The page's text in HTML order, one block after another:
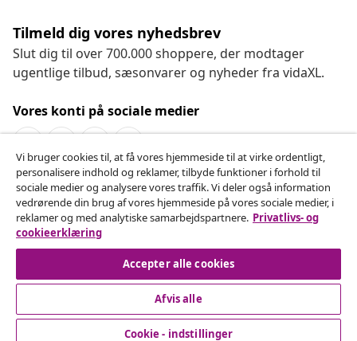
Tilmeld dig vores nyhedsbrev
Slut dig til over 700.000 shoppere, der modtager
ugentlige tilbud, sæsonvarer og nyheder fra vidaXL.
Vores konti på sociale medier
Fortryd køb
Indsend en anmodning om at fortryde din ordre.
Fortryd køb
Kundeservice
Vi bruger cookies til, at få vores hjemmeside til at virke ordentligt,
personalisere indhold og reklamer, tilbyde funktioner i forhold til
sociale medier og analysere vores traffik. Vi deler også information
vedrørende din brug af vores hjemmeside på vores sociale medier, i
reklamer og med analytiske samarbejdspartnere. Privatlivs- og
cookieerklæring
Accepter alle cookies
Afvis alle
Cookie - indstillinger